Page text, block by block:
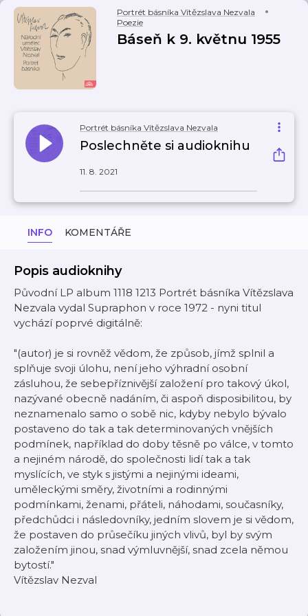
Portrét básníka Vítězslava Nezvala
Poezie
Báseň k 9. květnu 1955
Portrét básníka Vítězslava Nezvala
Poslechněte si audioknihu
11. 8. 2021
INFO KOMENTÁŘE
Popis audioknihy
Původní LP album 1118 1213 Portrét básníka Vítězslava
Nezvala vydal Supraphon v roce 1972 - nyni titul
vychází poprvé digitálně:
"(autor) je si rovněž vědom, že způsob, jímž splnil a
splňuje svoji úlohu, není jeho výhradní osobní
zásluhou, že sebepříznivější založení pro takový úkol,
nazývané obecně nadáním, či aspoň disposibilitou, by
neznamenalo samo o sobě nic, kdyby nebylo bývalo
postaveno do tak a tak determinovaných vnějších
podmínek, například do doby těsně po válce, v tomto
a nejiném národě, do společnosti lidí tak a tak
myslících, ve styk s jistými a nejinými ideami,
uměleckými směry, životními a rodinnými
podmínkami, ženami, přáteli, náhodami, současníky,
předchůdci i následovníky, jedním slovem je si vědom,
že postaven do průsečíku jiných vlivů, byl by svým
založením jinou, snad výmluvnější, snad zcela němou
bytostí."
Vítězslav Nezval